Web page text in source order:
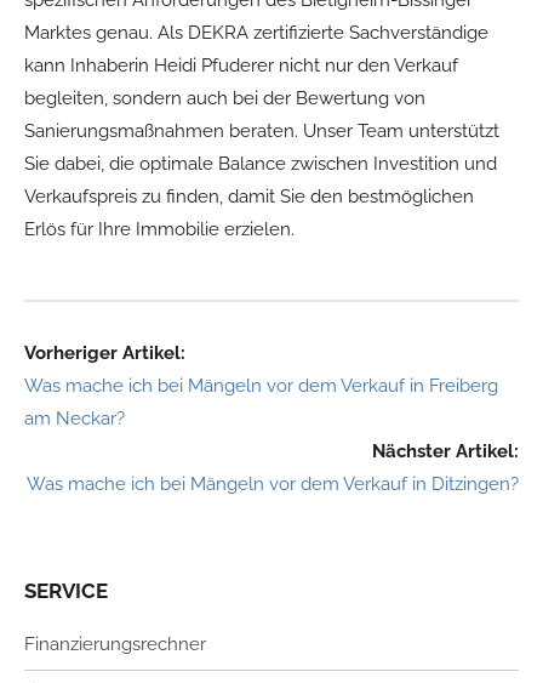
Marktes genau. Als DEKRA zertifizierte Sachverständige
kann Inhaberin Heidi Pfuderer nicht nur den Verkauf
begleiten, sondern auch bei der Bewertung von
Sanierungsmaßnahmen beraten. Unser Team unterstützt
Sie dabei, die optimale Balance zwischen Investition und
Verkaufspreis zu finden, damit Sie den bestmöglichen
Erlös für Ihre Immobilie erzielen.
Vorheriger Artikel:
Was mache ich bei Mängeln vor dem Verkauf in Freiberg
am Neckar?
Nächster Artikel:
Was mache ich bei Mängeln vor dem Verkauf in Ditzingen?
SERVICE
Finanzierungsrechner